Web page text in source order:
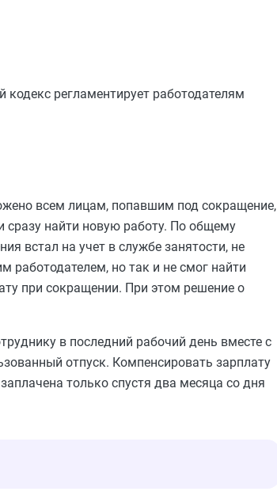
регламентирует работодателям
всем лицам, попавшим под сокращение,
сразу найти новую работу. По общему
встал на учет в службе занятости, не
работодателем, но так и не смог найти
при сокращении. При этом решение о
в последний рабочий день вместе с
отпуск. Компенсировать зарплату
только спустя два месяца со дня